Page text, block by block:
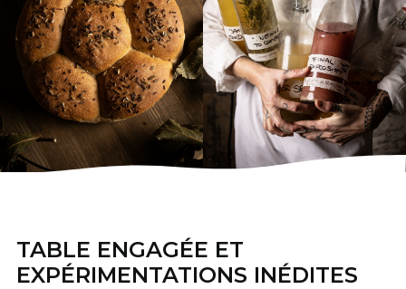
TABLE ENGAGÉE ET
EXPÉRIMENTATIONS INÉDITES